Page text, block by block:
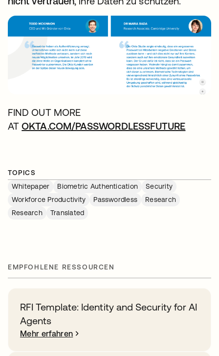
FIND OUT MORE
ATOKTA.COM/PASSWORDLESSFUTURE
TOPICS
Whitepaper
Biometric Authentication
Security
Workforce Productivity
Passwordless
Research
Research
Translated
EMPFOHLENE RESSOURCEN
RFI Template: Identity and Security for AI
Agents
Mehr erfahren